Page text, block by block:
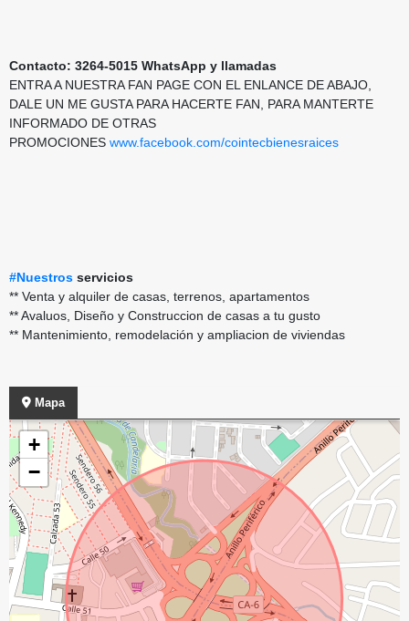
Contacto: 3264-5015 WhatsApp y llamadas
ENTRA A NUESTRA FAN PAGE CON EL ENLANCE DE ABAJO,
DALE UN ME GUSTA PARA HACERTE FAN, PARA MANTERTE
INFORMADO DE OTRAS
PROMOCIONES www.facebook.com/cointecbienesraices
#Nuestros servicios
** Venta y alquiler de casas, terrenos, apartamentos
** Avaluos, Diseño y Construccion de casas a tu gusto
** Mantenimiento, remodelación y ampliacion de viviendas
Mapa
+
−